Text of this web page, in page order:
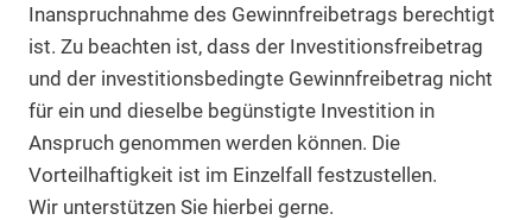
Inanspruchnahme des Gewinnfreibetrags berechtigt
ist. Zu beachten ist, dass der Investitionsfreibetrag
und der investitionsbedingte Gewinnfreibetrag nicht
für ein und dieselbe begünstigte Investition in
Anspruch genommen werden können. Die
Vorteilhaftigkeit ist im Einzelfall festzustellen.
Wir unterstützen Sie hierbei gerne.